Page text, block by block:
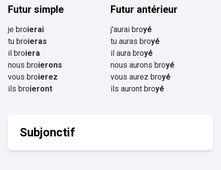
Futur simple
je broierai
tu broieras
il broiera
nous broierons
vous broierez
ils broieront
Futur antérieur
j'aurai broyé
tu auras broyé
il aura broyé
nous aurons broyé
vous aurez broyé
ils auront broyé
Subjonctif